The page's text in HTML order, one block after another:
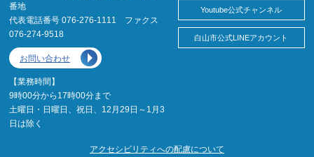
番地
代表電話番号 076-276-1111 ファクス
076-274-9518
お問い合わせ
【業務時間】
9時00分から17時00分まで
土曜日・日曜日、祝日、12月29日～1月3
日は除く
Youtube公式チャンネル
白山市公式LINEアカウント
アクセシビリティへの配慮について